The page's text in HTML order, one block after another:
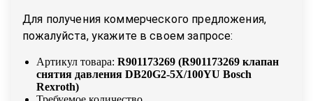
Для получения коммерческого предложения,
пожалуйста, укажите в своем запросе:
Артикул товара: R901173269 (R901173269 клапан
снятия давления DB20G2-5X/100YU Bosch
Rexroth)